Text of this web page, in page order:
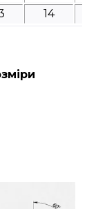
14